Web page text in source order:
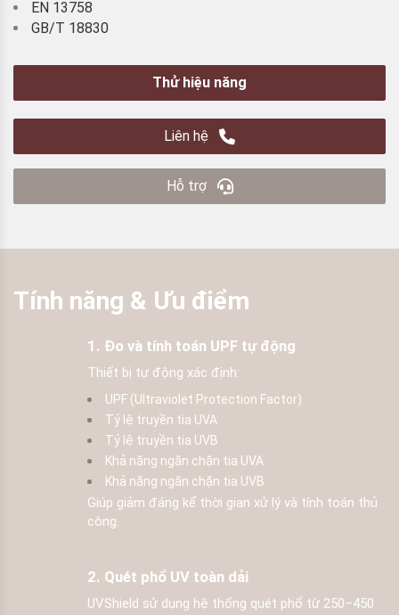
EN 13758
GB/T 18830
Thử hiệu năng
Liên hệ
Hỗ trợ
Tính năng & Ưu điểm
1. Đo và tính toán UPF tự động
Thiết bị tự động xác định:
UPF (Ultraviolet Protection Factor)
Tỷ lệ truyền tia UVA
Tỷ lệ truyền tia UVB
Khả năng ngăn chặn tia UVA
Khả năng ngăn chặn tia UVB
Giúp giảm đáng kể thời gian xử lý và tính toán thủ
công.
2. Quét phổ UV toàn dải
UVShield sử dụng hệ thống quét phổ từ 250–450